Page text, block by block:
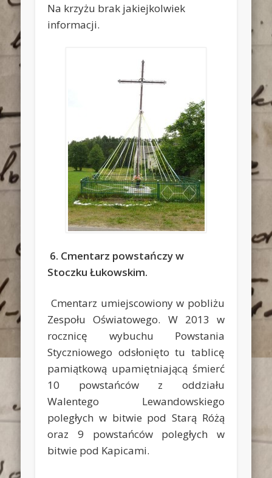
Na krzyżu brak jakiejkolwiek
informacji.
6. Cmentarz powstańczy w
Stoczku Łukowskim.
Cmentarz umiejscowiony w pobliżu
Zespołu Oświatowego. W 2013 w
rocznicę wybuchu Powstania
Styczniowego odsłonięto tu tablicę
pamiątkową upamiętniającą śmierć
10 powstańców z oddziału
Walentego Lewandowskiego
poległych w bitwie pod Starą Różą
oraz 9 powstańców poległych w
bitwie pod Kapicami.